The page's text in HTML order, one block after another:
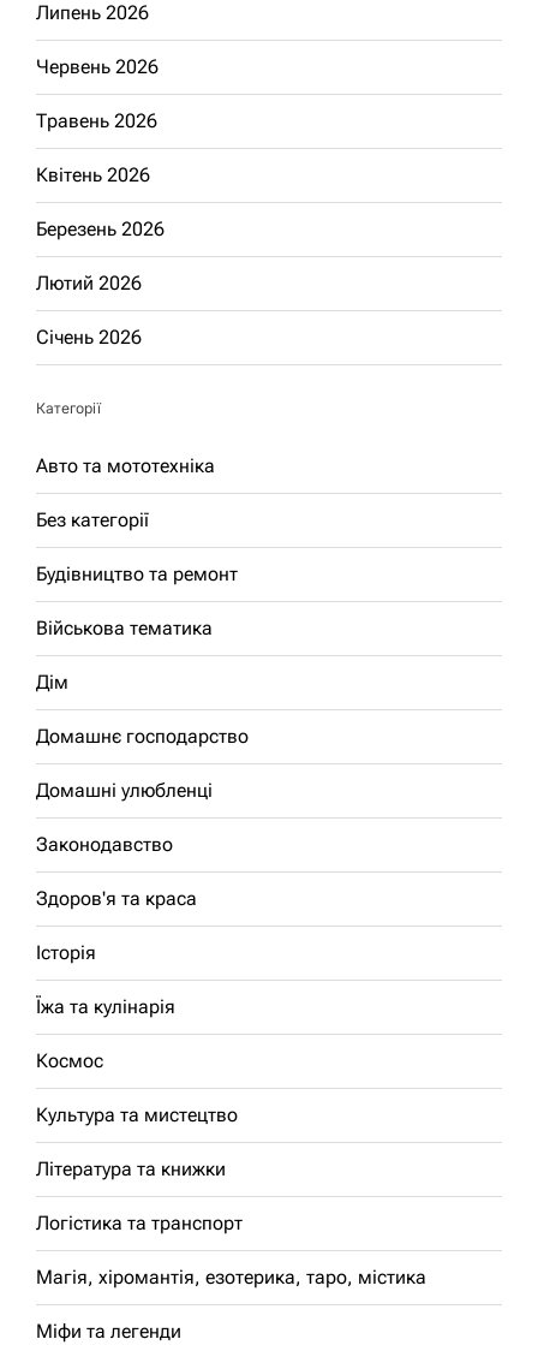
Липень 2026
Червень 2026
Травень 2026
Квітень 2026
Березень 2026
Лютий 2026
Січень 2026
Категорії
Авто та мототехніка
Без категорії
Будівництво та ремонт
Військова тематика
Дім
Домашнє господарство
Домашні улюбленці
Законодавство
Здоров'я та краса
Історія
Їжа та кулінарія
Космос
Культура та мистецтво
Література та книжки
Логістика та транспорт
Магія, хіромантія, езотерика, таро, містика
Міфи та легенди